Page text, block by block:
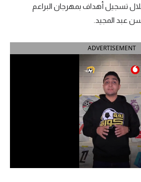
تسجيل أهداف بمهرجان البراعم
عبد المجيد.
ADVERTISEMENT